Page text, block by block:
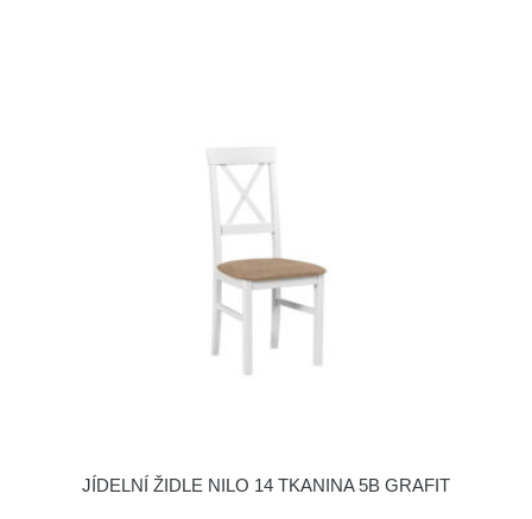
JÍDELNÍ ŽIDLE NILO 14 TKANINA 5B GRAFIT